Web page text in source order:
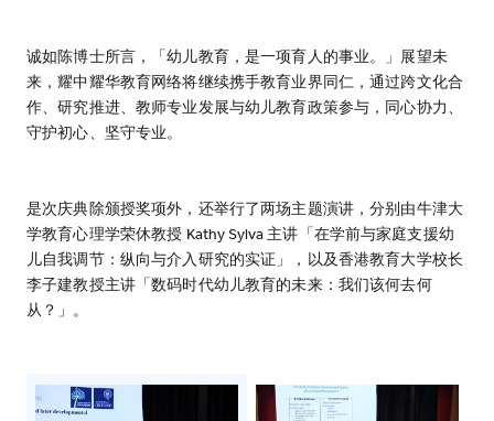
诚如陈博士所言，「幼儿教育，是一项育人的事业。」展望未
来，耀中耀华教育网络将继续携手教育业界同仁，通过跨文化合
作、研究推进、教师专业发展与幼儿教育政策参与，同心协力、
守护初心、坚守专业。
是次庆典除颁授奖项外，还举行了两场主题演讲，分别由牛津大
学教育心理学荣休教授 Kathy Sylva 主讲「在学前与家庭支援幼
儿自我调节：纵向与介入研究的实证」，以及香港教育大学校长
李子建教授主讲「数码时代幼儿教育的未来：我们该何去何
从？」。